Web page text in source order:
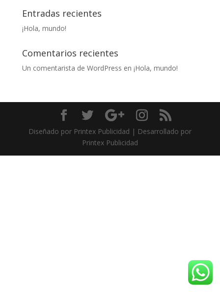
Entradas recientes
¡Hola, mundo!
Comentarios recientes
Un comentarista de WordPress en ¡Hola, mundo!
Diseñado por Printex Publicidad | Desarrollado por
Printex Publicidad